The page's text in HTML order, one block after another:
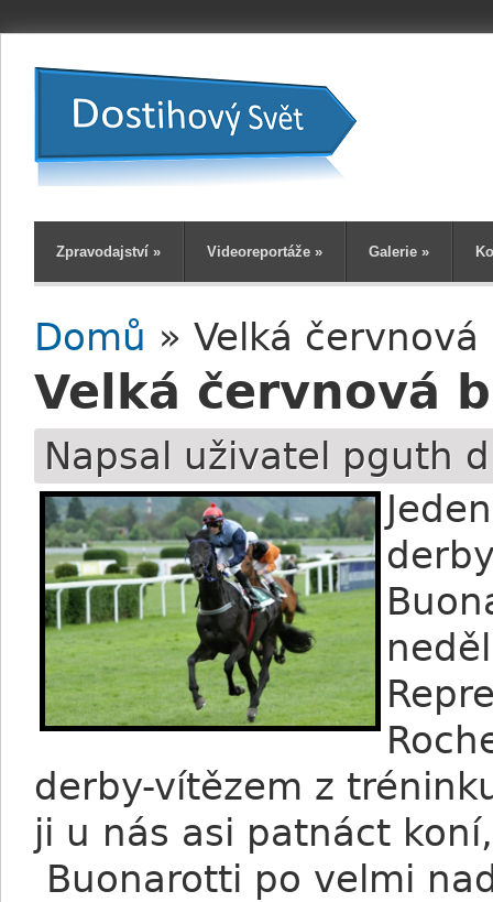
Zpravodajství » Videoreportáže » Galerie »
Jste zde
Domů » Velká
Velká červnová
Napsal uživatel pguth
derby-vítězem z
ji u nás asi patnáct
Buonarotti po velmi